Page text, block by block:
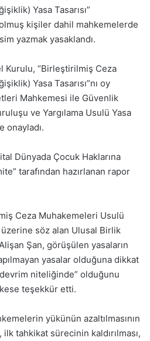
Yasa Tasarısı”
kişiler dahil mahkemelerde
yazmak yasaklandı.
Kurulu, “Birleştirilmiş Ceza
Yasa Tasarısı”nı oy
Mahkemesi ile Güvenlik
ve Yargılama Usulü Yasa
onayladı.
Dünyada Çocuk Haklarına
tarafından hazırlanan rapor
Ceza Muhakemeleri Usulü
üzerine söz alan Ulusal Birlik
Şan, görüşülen yasaların
yasalar olduğuna dikkat
niteliğinde” olduğunu
teşekkür etti.
yükünün azaltılmasının
tahkikat sürecinin kaldırılması,